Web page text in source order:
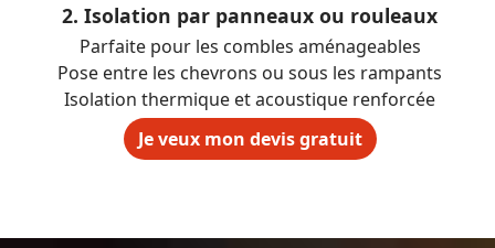
2. Isolation par panneaux ou rouleaux
Parfaite pour les combles aménageables
Pose entre les chevrons ou sous les rampants
Isolation thermique et acoustique renforcée
Je veux mon devis gratuit